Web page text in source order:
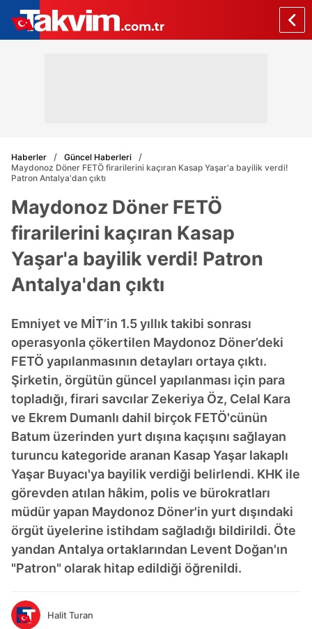
Haberler
Güncel Haberleri
Maydonoz Döner FETÖ firarilerini kaçıran Kasap Yaşar'a bayilik verdi!
Patron Antalya'dan çıktı
Maydonoz Döner FETÖ
firarilerini kaçıran Kasap
Yaşar'a bayilik verdi! Patron
Antalya'dan çıktı
Emniyet ve MİT’in 1.5 yıllık takibi sonrası
operasyonla çökertilen Maydonoz Döner’deki
FETÖ yapılanmasının detayları ortaya çıktı.
Şirketin, örgütün güncel yapılanması için para
topladığı, firari savcılar Zekeriya Öz, Celal Kara
ve Ekrem Dumanlı dahil birçok FETÖ'cünün
Batum üzerinden yurt dışına kaçışını sağlayan
turuncu kategoride aranan Kasap Yaşar lakaplı
Yaşar Buyacı'ya bayilik verdiği belirlendi. KHK ile
görevden atılan hâkim, polis ve bürokratları
müdür yapan Maydonoz Döner'in yurt dışındaki
örgüt üyelerine istihdam sağladığı bildirildi. Öte
yandan Antalya ortaklarından Levent Doğan'ın
"Patron" olarak hitap edildiği öğrenildi.
Halit Turan